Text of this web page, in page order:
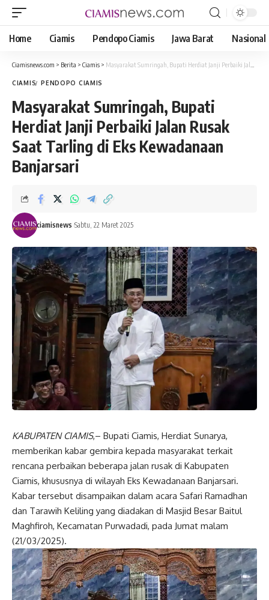
Home Ciamis Pendopo Ciamis Jawa Barat Nasional
Ciamisnews.com > Berita > Ciamis > Masyarakat Sumringah, Bupati Herdiat Janji Perbaiki Jalan Rusak Saat Tarling di Eks Kewadanaan Banjarsari
CIAMIS PENDOPO CIAMIS
Masyarakat Sumringah, Bupati
Herdiat Janji Perbaiki Jalan Rusak
Saat Tarling di Eks Kewadanaan
Banjarsari
ciamisnews Sabtu, 22 Maret 2025
KABUPATEN CIAMIS,– Bupati Ciamis, Herdiat Sunarya,
memberikan kabar gembira kepada masyarakat terkait
rencana perbaikan beberapa jalan rusak di Kabupaten
Ciamis, khususnya di wilayah Eks Kewadanaan Banjarsari.
Kabar tersebut disampaikan dalam acara Safari Ramadhan
dan Tarawih Keliling yang diadakan di Masjid Besar Baitul
Maghfiroh, Kecamatan Purwadadi, pada Jumat malam
(21/03/2025).